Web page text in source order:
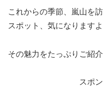
これからの季節、嵐山を
スポット、気になります
その魅力をたっぷりご紹
スポ